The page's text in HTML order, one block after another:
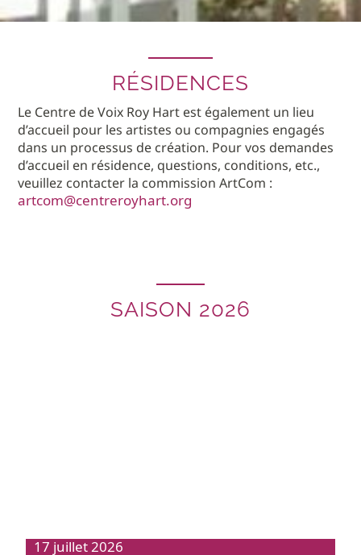
RÉSIDENCES
Le Centre de Voix Roy Hart est également un lieu
d’accueil pour les artistes ou compagnies engagés
dans un processus de création. Pour vos demandes
d’accueil en résidence, questions, conditions, etc.,
veuillez contacter la commission ArtCom :
artcom@centreroyhart.org
SAISON 2026
17 juillet 2026